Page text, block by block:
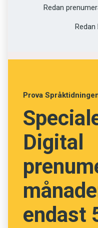
Användbar
Redan
Redan
Prova
Digital
endast